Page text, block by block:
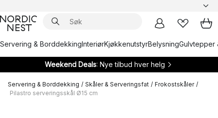
Servering & BorddekkingInteriørKjøkkenutstyrBelysningGulvtepper
Weekend Deals: Nye tilbud hver helg
Servering & Borddekking / Skåler & Serveringsfat / Frokostskåler /
Pilastro serveringsskål Ø15 cm